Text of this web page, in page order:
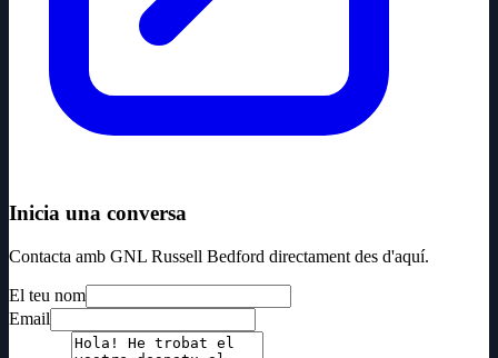
Inicia una conversa
Contacta amb GNL Russell Bedford directament des d'aquí.
El teu nom
Email